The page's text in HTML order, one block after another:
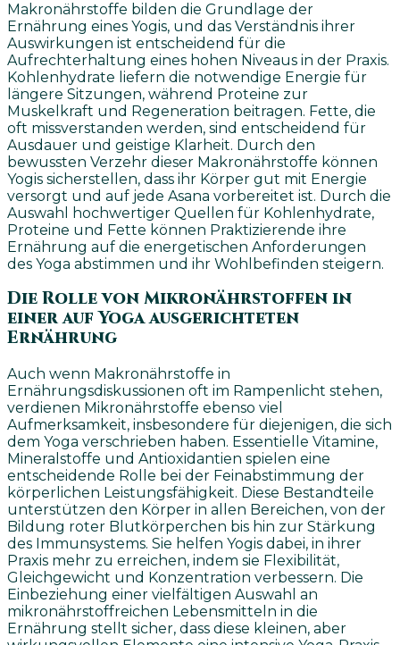
Makronährstoffe bilden die Grundlage der
Ernährung eines Yogis, und das Verständnis ihrer
Auswirkungen ist entscheidend für die
Aufrechterhaltung eines hohen Niveaus in der Praxis.
Kohlenhydrate liefern die notwendige Energie für
längere Sitzungen, während Proteine zur
Muskelkraft und Regeneration beitragen. Fette, die
oft missverstanden werden, sind entscheidend für
Ausdauer und geistige Klarheit. Durch den
bewussten Verzehr dieser Makronährstoffe können
Yogis sicherstellen, dass ihr Körper gut mit Energie
versorgt und auf jede Asana vorbereitet ist. Durch die
Auswahl hochwertiger Quellen für Kohlenhydrate,
Proteine und Fette können Praktizierende ihre
Ernährung auf die energetischen Anforderungen
des Yoga abstimmen und ihr Wohlbefinden steigern.
Die Rolle von Mikronährstoffen in
einer auf Yoga ausgerichteten
Ernährung
Auch wenn Makronährstoffe in
Ernährungsdiskussionen oft im Rampenlicht stehen,
verdienen Mikronährstoffe ebenso viel
Aufmerksamkeit, insbesondere für diejenigen, die sich
dem Yoga verschrieben haben. Essentielle Vitamine,
Mineralstoffe und Antioxidantien spielen eine
entscheidende Rolle bei der Feinabstimmung der
körperlichen Leistungsfähigkeit. Diese Bestandteile
unterstützen den Körper in allen Bereichen, von der
Bildung roter Blutkörperchen bis hin zur Stärkung
des Immunsystems. Sie helfen Yogis dabei, in ihrer
Praxis mehr zu erreichen, indem sie Flexibilität,
Gleichgewicht und Konzentration verbessern. Die
Einbeziehung einer vielfältigen Auswahl an
mikronährstoffreichen Lebensmitteln in die
Ernährung stellt sicher, dass diese kleinen, aber